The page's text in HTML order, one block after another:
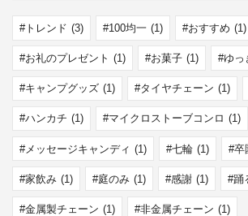
トレンド (3) 100均一 (1) おすすめ (1)
お礼のプレゼント (1) お菓子 (1) ゆっ
キャンプグッズ (1) タイヤチェーン (1)
ハンカチ (1) マイクロストーブコンロ (1)
メッセージキャンディ (1) 七輪 (1) 卒
家飲み (1) 庭のみ (1) 感謝 (1) 踊
金属製チェーン (1) 非金属チェーン (1)